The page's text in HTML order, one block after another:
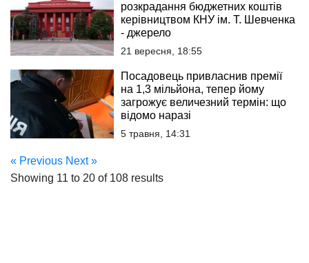
розкрадання бюджетних коштів
керівництвом КНУ ім. Т. Шевченка
- джерело
21 вересня, 18:55
Посадовець привласнив премії
на 1,3 мільйона, тепер йому
загрожує величезний термін: що
відомо наразі
5 травня, 14:31
« Previous Next »
Showing 11 to 20 of 108 results